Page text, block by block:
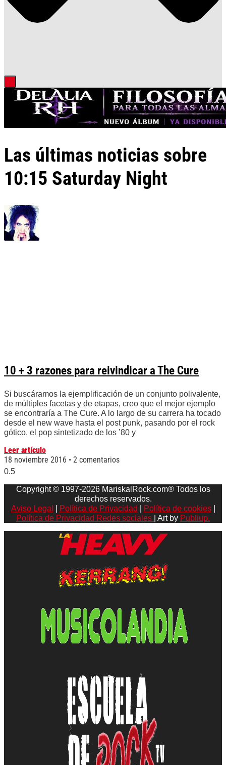
Las últimas noticias sobre
10:15 Saturday Night
10 + 3 razones para reivindicar a The Cure
Si buscáramos la ejemplificación de un conjunto polivalente,
de múltiples facetas y de etapas, creo que el mejor ejemplo
se encontraría a The Cure. A lo largo de su carrera ha tocado
desde el new wave hasta el post punk, pasando por el rock
gótico, el pop sintetizado de los ’80 y
Leer artículo
18 noviembre 2016
2 comentarios
Copyright © 1997-2026 MariskalRock.com® Todos los
derechos reservados.
Aviso Legal
Política de Privacidad Política de cookies|
Política de Privacidad Redes sociales
| Art by Publiup.